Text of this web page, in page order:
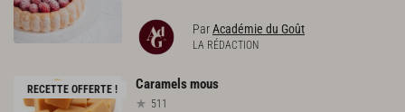
ParAcadémie du Goût
LA RÉDACTION
RECETTE OFFERTE ! Caramelsmous
511